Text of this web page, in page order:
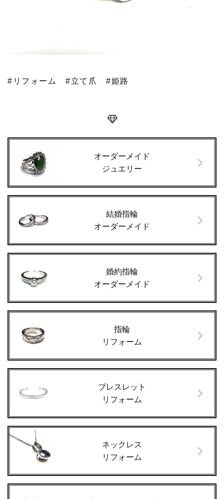
#リフォーム #立て爪 #姫路
オーダーメイド
ジュエリー
結婚指輪
オーダーメイド
婚約指輪
オーダーメイド
指輪
リフォーム
ブレスレット
リフォーム
ネックレス
リフォーム